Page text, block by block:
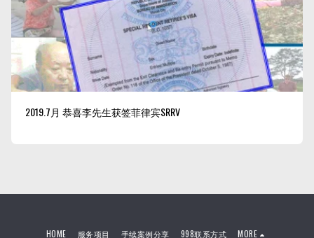
2019.7月 恭喜李先生获签菲律宾SRRV
HOME 服务项目 手续案例分享 998联系方式 MORE